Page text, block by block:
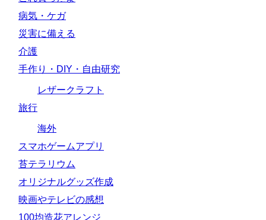
病気・ケガ
災害に備える
介護
手作り・DIY・自由研究
レザークラフト
旅行
海外
スマホゲームアプリ
苔テラリウム
オリジナルグッズ作成
映画やテレビの感想
100均造花アレンジ